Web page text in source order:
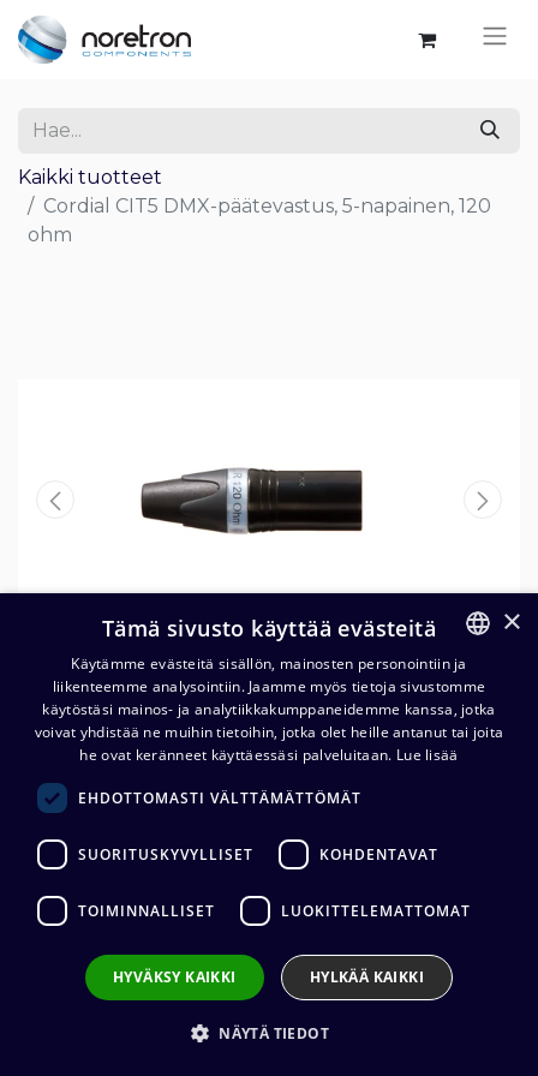
Kaikki tuotteet
Cordial CIT5 DMX-päätevastus, 5-napainen, 120
ohm
Cordial CIT5 DMX-päätevastus,
5-napainen, 120 ohm
23,63
FINNISH
ENGLISH
×
Tämä sivusto käyttää evästeitä
Käytämme evästeitä sisällön, mainosten personointiin ja
liikenteemme analysointiin. Jaamme myös tietoja sivustomme
käytöstäsi mainos- ja analytiikkakumppaneidemme kanssa, jotka
voivat yhdistää ne muihin tietoihin, jotka olet heille antanut tai joita
he ovat keränneet käyttäessäsi palveluitaan. Lue lisää
EHDOTTOMASTI VÄLTTÄMÄTTÖMÄT
SUORITUSKYVYLLISET KOHDENTAVAT
TOIMINNALLISET LUOKITTELEMATTOMAT
HYVÄKSY KAIKKI HYLKÄÄ KAIKKI
NÄYTÄ TIEDOT